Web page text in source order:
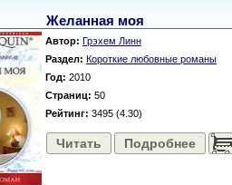
Желанная моя
Автор: Грэхем Линн
Раздел: Короткие любовные романы
Год: 2010
Страниц: 50
Рейтинг: 3495 (4.30)
Читать Подробнее ......